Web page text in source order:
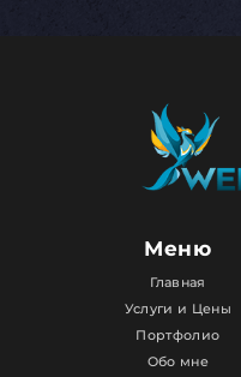
Меню
Главная
Услуги и Цены
Портфолио
Обо мне